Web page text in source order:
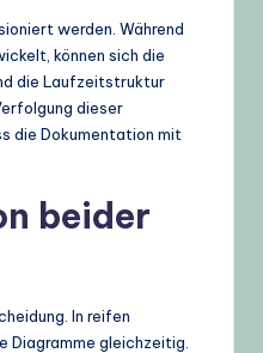
werden. Während
können sich die
die Laufzeitstruktur
dieser
die Dokumentation mit
beider
In reifen
Diagramme gleichzeitig.